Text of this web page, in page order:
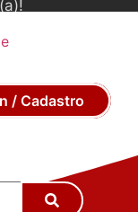
/ Cadastro